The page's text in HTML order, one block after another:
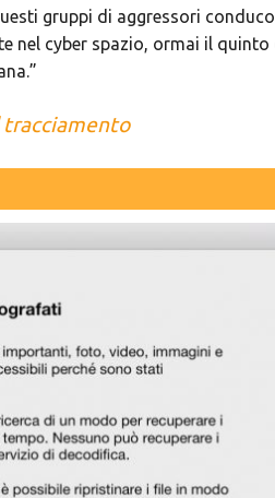
gruppi di aggressori
nel cyber spazio, ormai il
tracciamento